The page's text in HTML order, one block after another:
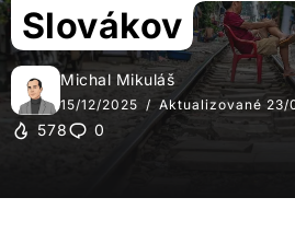
Slovákov
Michal Mikuláš
15/12/2025 Aktualizované 23/
578 0